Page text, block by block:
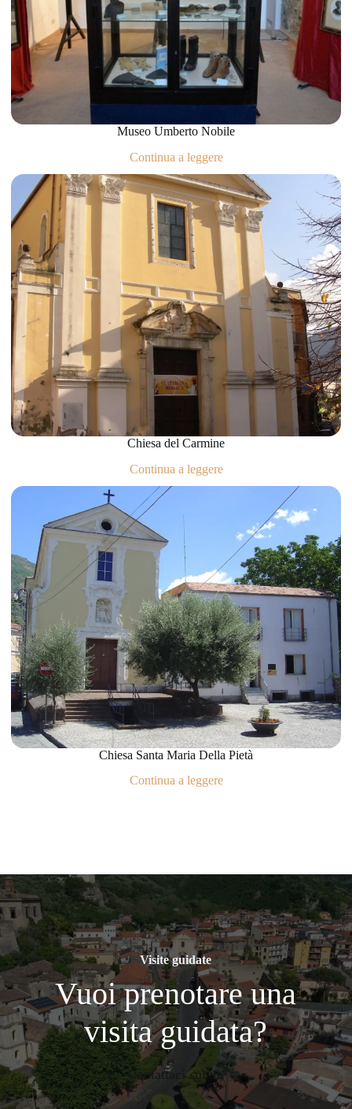
Museo Umberto Nobile
Continua a leggere
Chiesa del Carmine
Continua a leggere
Chiesa Santa Maria Della Pietà
Continua a leggere
Visite guidate
Vuoi prenotare una
visita guidata?
Contattaci subito